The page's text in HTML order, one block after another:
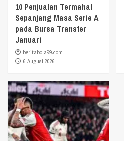
10 Penjualan Termahal
Sepanjang Masa Serie A
pada Bursa Transfer
Januari
beritabola99.com
6 August 2026